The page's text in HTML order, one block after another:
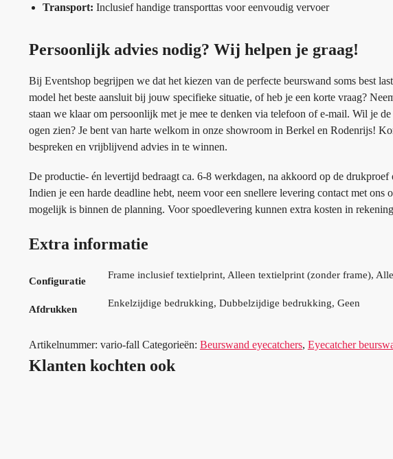
Transport: Inclusief handige transporttas voor eenvoudig vervoer
Persoonlijk advies nodig? Wij helpen je graag!
Bij Eventshop begrijpen we dat het kiezen van de perfecte beurswand soms best
model het beste aansluit bij jouw specifieke situatie, of heb je een korte vraag?
staan we klaar om persoonlijk met je mee te denken via telefoon of e-mail. Wil je
ogen zien? Je bent van harte welkom in onze showroom in Berkel en Rodenrijs!
bespreken en vrijblijvend advies in te winnen.
De productie- én levertijd bedraagt ca. 6-8 werkdagen, na akkoord op de
Indien je een harde deadline hebt, neem voor een snellere levering contact met
mogelijk is binnen de planning. Voor spoedlevering kunnen extra kosten in
Extra informatie
Configuratie
Frame inclusief textielprint, Alleen textielprint (zonder frame),
Afdrukken
Enkelzijdige bedrukking, Dubbelzijdige bedrukking, Geen
Artikelnummer: vario-fall Categorieën: Beurswand eyecatchers, Eyecatcher
Klanten kochten ook